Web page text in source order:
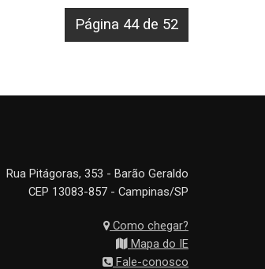
Página 44 de 52
Rua Pitágoras, 353 - Barão Geraldo
CEP 13083-857 - Campinas/SP
Como chegar?
Mapa do IE
Fale-conosco